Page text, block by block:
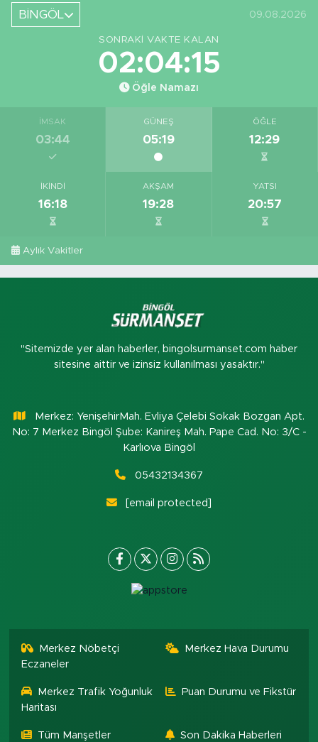
Ediyor
BİNGÖL 09.08.2026
SONRAKI VAKTE KALAN
02:04:14
Öğle Namazı
İMSAK
03:44
GÜNEŞ
05:19
ÖĞLE
12:29
İKINDI
16:18
AKŞAM
19:28
YATSI
20:57
Aylık Vakitler
"Sitemizde yer alan haberler, bingolsurmanset.com haber
sitesine aittir ve izinsiz kullanılması yasaktır."
Merkez: YenişehirMah. Evliya Çelebi Sokak Bozgan Apt.
No: 7 Merkez Bingöl Şube: Kanireş Mah. Pape Cad. No: 3/C -
Karlıova Bingöl
05432134367
[email protected]
Merkez Nöbetçi
Eczaneler
Merkez Hava Durumu
Merkez Trafik Yoğunluk
Haritası
Puan Durumu ve Fikstür
Tüm Manşetler Son Dakika Haberleri